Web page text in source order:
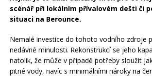
scénář při lokálním přívalovém dešti či
situaci na Berounce.
Nemalé investice do tohoto vodního zdroje
nedávné minulosti. Rekonstrukcí se jeho
natolik, že může v případě potřeby sloužit
pitné vody, navíc s minimálními nároky na